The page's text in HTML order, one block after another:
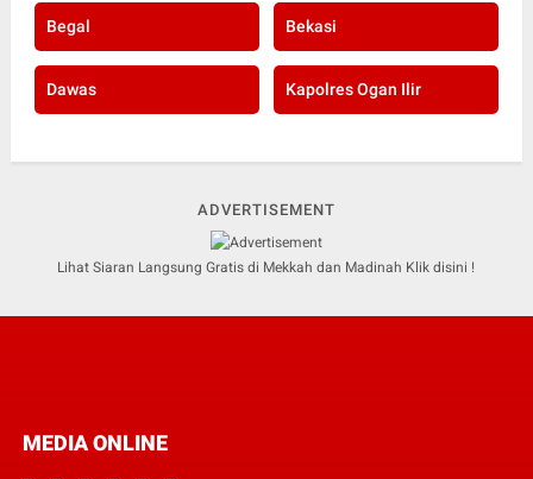
Begal Bekasi
Dawas Kapolres Ogan Ilir
ADVERTISEMENT
Lihat Siaran Langsung Gratis di Mekkah dan Madinah Klik disini !
MEDIA ONLINE